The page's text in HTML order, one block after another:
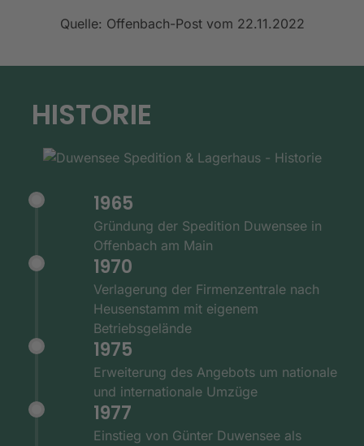
Quelle: Offenbach-Post vom 22.11.2022
HISTORIE
1965
Gründung der Spedition Duwensee in
Offenbach am Main
1970
Verlagerung der Firmenzentrale nach
Heusenstamm mit eigenem
Betriebsgelände
1975
Erweiterung des Angebots um nationale
und internationale Umzüge
1977
Einstieg von Günter Duwensee als